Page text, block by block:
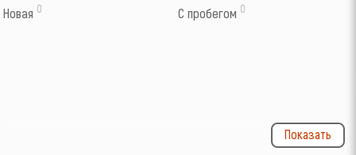
Новая 0 С пробегом 0
Показать